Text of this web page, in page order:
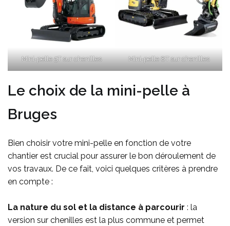
Mini-pelle 5T sur chenilles Mini-pelle 8T sur chenilles
Le choix de la mini-pelle à
Bruges
Bien choisir votre mini-pelle en fonction de votre
chantier est crucial pour assurer le bon déroulement de
vos travaux. De ce fait, voici quelques critères à prendre
en compte :
La nature du sol et la distance à parcourir : la
version sur chenilles est la plus commune et permet